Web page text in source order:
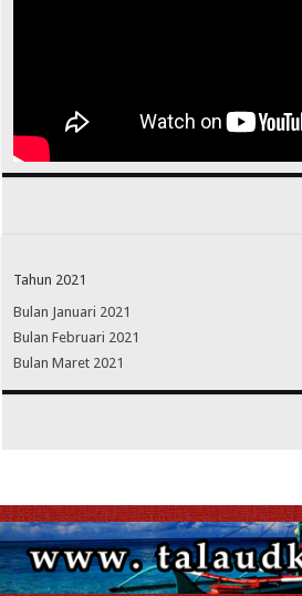
Tahun 2021
Bulan Januari 2021
Bulan Februari 2021
Bulan Maret 2021